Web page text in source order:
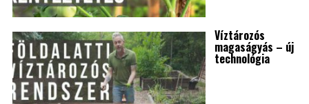
Víztározós
magaságyás – új
technológia